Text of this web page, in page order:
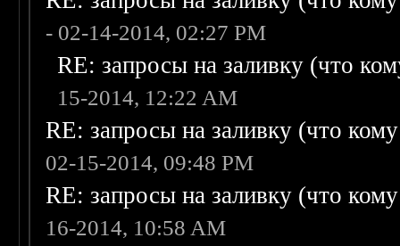
- 02-14-2014, 02:27 PM
RE: запросы на заливку (что
15-2014, 12:22 AM
RE: запросы на заливку (что
02-15-2014, 09:48 PM
RE: запросы на заливку (что
16-2014, 10:58 AM